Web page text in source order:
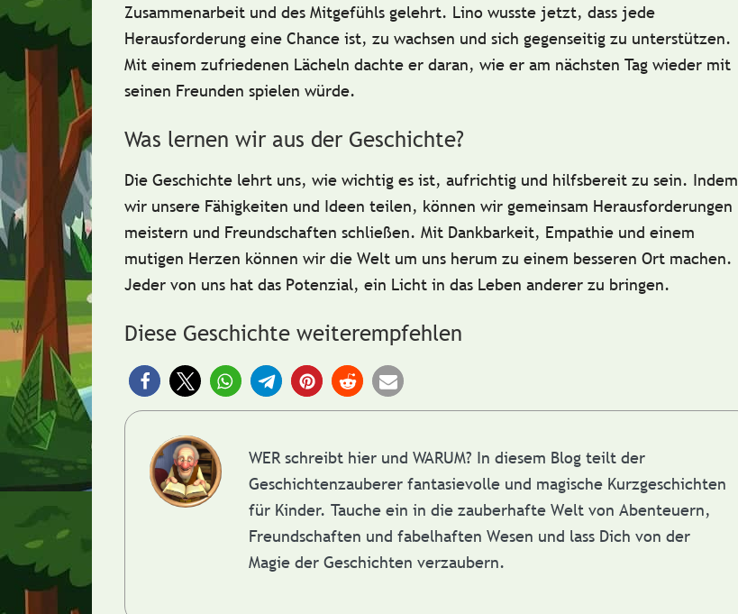
Zusammenarbeit und des Mitgefühls gelehrt. Lino wusste jetzt, dass jede
Herausforderung eine Chance ist, zu wachsen und sich gegenseitig zu unterstützen.
Mit einem zufriedenen Lächeln dachte er daran, wie er am nächsten Tag wieder mit
seinen Freunden spielen würde.
Was lernen wir aus der Geschichte?
Die Geschichte lehrt uns, wie wichtig es ist, aufrichtig und hilfsbereit zu sein. Indem
wir unsere Fähigkeiten und Ideen teilen, können wir gemeinsam Herausforderungen
meistern und Freundschaften schließen. Mit Dankbarkeit, Empathie und einem
mutigen Herzen können wir die Welt um uns herum zu einem besseren Ort machen.
Jeder von uns hat das Potenzial, ein Licht in das Leben anderer zu bringen.
Diese Geschichte weiterempfehlen
WER schreibt hier und WARUM? In diesem Blog teilt der
Geschichtenzauberer fantasievolle und magische Kurzgeschichten
für Kinder. Tauche ein in die zauberhafte Welt von Abenteuern,
Freundschaften und fabelhaften Wesen und lass Dich von der
Magie der Geschichten verzaubern.